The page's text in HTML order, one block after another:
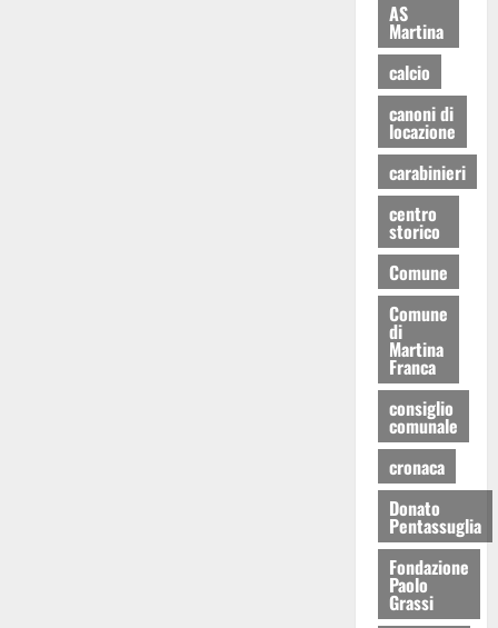
AS
Martina
calcio
canoni di
locazione
carabinieri
centro
storico
Comune
Comune
di
Martina
Franca
consiglio
comunale
cronaca
Donato
Pentassuglia
Fondazione
Paolo
Grassi